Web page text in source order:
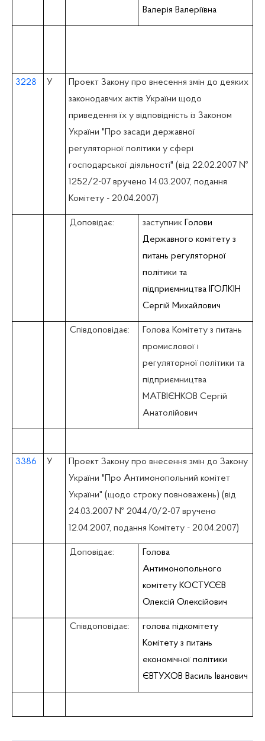
Валерія Валеріївна
3228 У
Проект Закону про внесення змін до деяких
законодавчих актів України щодо
приведення їх у відповідність із Законом
України "Про засади державної
регуляторної політики у сфері
господарської діяльності" (вiд 22.02.2007 №
1252/2-07 вручено 14.03.2007, подання
Комітету - 20.04.2007)
Доповідає: заступник Голови
Державного комітету з
питань регуляторної
політики та
підприємництва ІГОЛКІН
Сергій Михайлович
Співдоповідає:
Голова Комітету з питань
промислової i
регуляторної політики та
підприємництва
МАТВІЄНКОВ Сергій
Анатолійович
3386 У
Проект Закону про внесення змін до Закону
України "Про Антимонопольний комітет
України" (щодо строку повноважень) (від
24.03.2007 № 2044/0/2-07 вручено
12.04.2007, подання Комітету - 20.04.2007)
Доповідає:
Голова
Антимонопольного
комітету КОСТУСЄВ
Олексій Олексійович
Співдоповідає:
голова підкомітету
Комітету з питань
економічної політики
ЄВТУХОВ Василь Іванович